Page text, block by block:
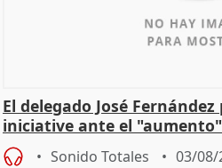
El delegado José
iniciative ante el
hogar en Madri
Sonido Totales 03/08/